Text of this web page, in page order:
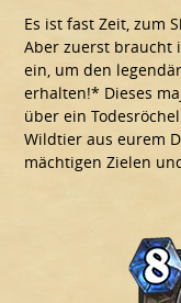
Es ist fast Zeit, zum
Aber zuerst braucht
ein, um den
erhalten!* Dieses
über ein
Wildtier aus eurem
mächtigen Zielen